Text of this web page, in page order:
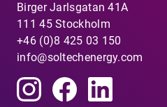
Birger Jarlsgatan 41A
111 45 Stockholm
+46 (0)8 425 03 150
info@soltechenergy.com